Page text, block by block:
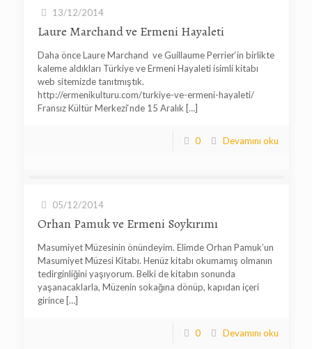
13/12/2014
Laure Marchand ve Ermeni Hayaleti
Daha önce Laure Marchand ve Guillaume Perrier‘in birlikte
kaleme aldıkları Türkiye ve Ermeni Hayaleti isimli kitabı
web sitemizde tanıtmıştık.
http://ermenikulturu.com/turkiye-ve-ermeni-hayaleti/
Fransız Kültür Merkezi‘nde 15 Aralık […]
0 Devamını oku
05/12/2014
Orhan Pamuk ve Ermeni Soykırımı
Masumiyet Müzesinin önündeyim. Elimde Orhan Pamuk’un
Masumiyet Müzesi Kitabı. Henüz kitabı okumamış olmanın
tedirginliğini yaşıyorum. Belki de kitabın sonunda
yaşanacaklarla, Müzenin sokağına dönüp, kapıdan içeri
girince[…]
0 Devamını oku